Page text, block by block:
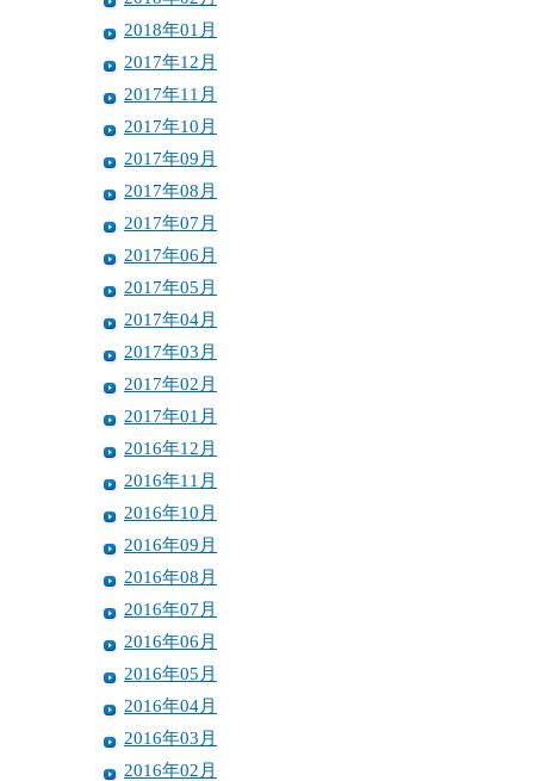
2018年01月
2017年12月
2017年11月
2017年10月
2017年09月
2017年08月
2017年07月
2017年06月
2017年05月
2017年04月
2017年03月
2017年02月
2017年01月
2016年12月
2016年11月
2016年10月
2016年09月
2016年08月
2016年07月
2016年06月
2016年05月
2016年04月
2016年03月
2016年02月